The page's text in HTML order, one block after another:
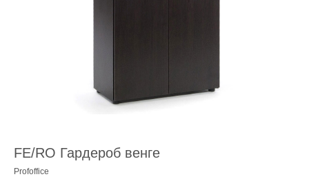
FE/RO Гардероб венге
Profoffice